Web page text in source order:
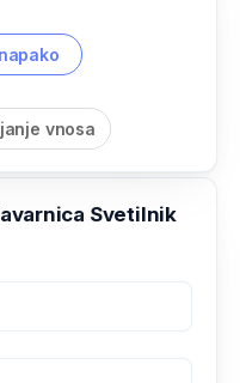
vnosa
Svetilnik